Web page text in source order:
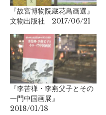
『故宮博物院蔵花鳥画選』
文物出版社 2017/06/21
『李苦禅・李燕父子とその
一門中国画展』
2018/01/18